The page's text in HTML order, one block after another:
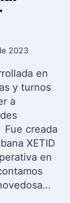
2023
en
y turnos
a
creada
XETID
en